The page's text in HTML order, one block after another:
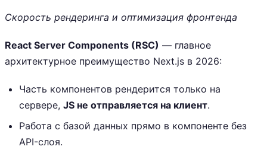
Скорость рендеринга и оптимизация фронтенда
React Server Components (RSC) — главное
архитектурное преимущество Next.js в 2026:
Часть компонентов рендерится только на
сервере, JS не отправляется на клиент.
Работа с базой данных прямо в компоненте без
API-слоя.